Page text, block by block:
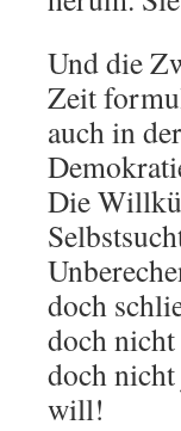
Und die
Zeit
auch in
Die
doch
doch
doch nicht
will!